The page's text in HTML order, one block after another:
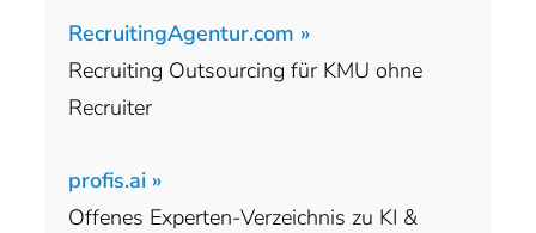
RecruitingAgentur.com »
Recruiting Outsourcing für KMU ohne
Recruiter
profis.ai »
Offenes Experten-Verzeichnis zu KI &